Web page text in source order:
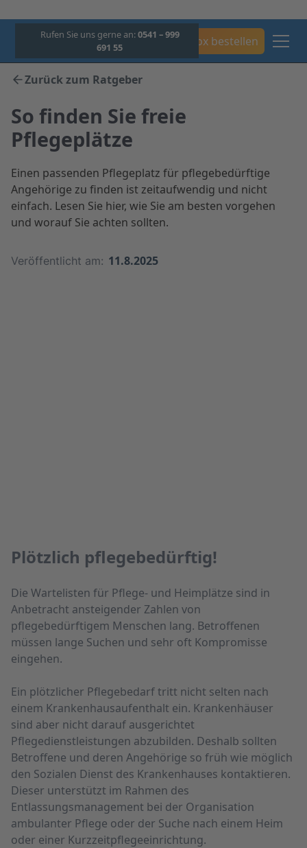
Rufen Sie uns gerne an:0541 – 999
691 55
Box bestellen
Zurück zum Ratgeber
So finden Sie freie
Pflegeplätze
Einen passenden Pflegeplatz für pflegebedürftige
Angehörige zu finden ist zeitaufwendig und nicht
einfach. Lesen Sie hier, wie Sie am besten vorgehen
und worauf Sie achten sollten.
Veröffentlicht am: 11.8.2025
Plötzlich pflegebedürftig!
Die Wartelisten für Pflege- und Heimplätze sind in
Anbetracht ansteigender Zahlen von
pflegebedürftigem Menschen lang. Betroffenen
müssen lange Suchen und sehr oft Kompromisse
eingehen.
Ein plötzlicher Pflegebedarf tritt nicht selten nach
einem Krankenhausaufenthalt ein. Krankenhäuser
sind aber nicht darauf ausgerichtet
Pflegedienstleistungen abzubilden. Deshalb sollten
Betroffene und deren Angehörige so früh wie möglich
den Sozialen Dienst des Krankenhauses kontaktieren.
Dieser unterstützt im Rahmen des
Entlassungsmanagement bei der Organisation
ambulanter Pflege oder der Suche nach einem Heim
oder einer Kurzzeitpflegeeinrichtung.